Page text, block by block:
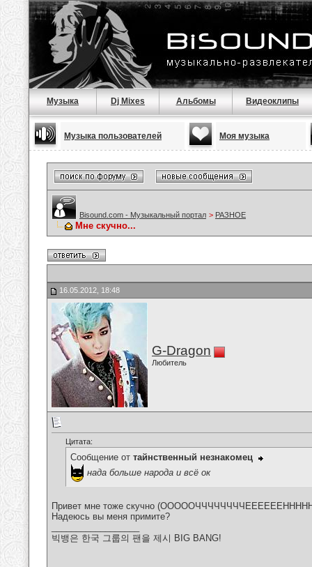
Музыка Dj Mixes Альбомы Видеоклипы
Музыка пользователей Моя музыка
Bisound.com - Музыкальный портал > РАЗНОЕ
Мне скучно...
16.05.2012, 18:48
G-Dragon
Любитель
Цитата:
Сообщение от тайнственный незнакомец
нада больше народа и всё ок
Привет мне тоже скучно
Надеюсь вы меня примите?
빅뱅은 한국 그룹의 팬을 제시 BIG BANG!